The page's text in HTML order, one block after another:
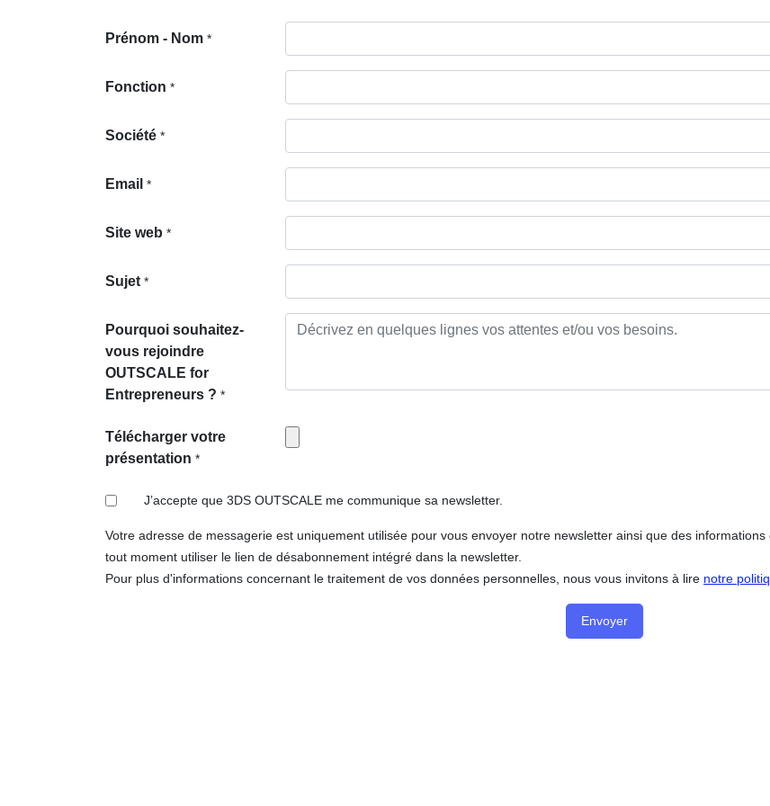
Prénom - Nom *
Fonction *
Société *
Email *
Site web *
Sujet *
Pourquoi souhaitez-
vous rejoindre
OUTSCALE for
Entrepreneurs ? *
Télécharger votre
présentation *
J’accepte que 3DS OUTSCALE me communique sa newsletter.
Votre adresse de messagerie est uniquement utilisée pour vous envoyer notre newsletter ainsi que des
tout moment utiliser le lien de désabonnement intégré dans la newsletter.
Pour plus d'informations concernant le traitement de vos données personnelles, nous vous invitons à lire notre
Envoyer